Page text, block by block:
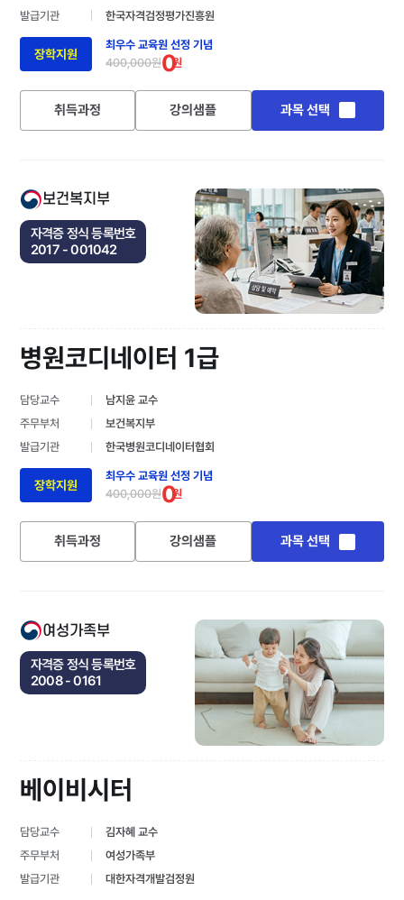
발급기관
한국자격검정평가진흥원
장학지원
최우수 교육원 선정 기념
400,000원0원
취득과정 강의샘플 과목 선택
보건복지부
자격증 정식 등록번호
2017 - 001042
병원코디네이터 1급
담당교수
남지윤 교수
주무부처
보건복지부
발급기관
한국병원코디네이터협회
장학지원
최우수 교육원 선정 기념
400,000원0원
취득과정 강의샘플 과목 선택
여성가족부
자격증 정식 등록번호
2008 - 0161
베이비시터
담당교수
김자혜 교수
주무부처
여성가족부
발급기관
대한자격개발검정원